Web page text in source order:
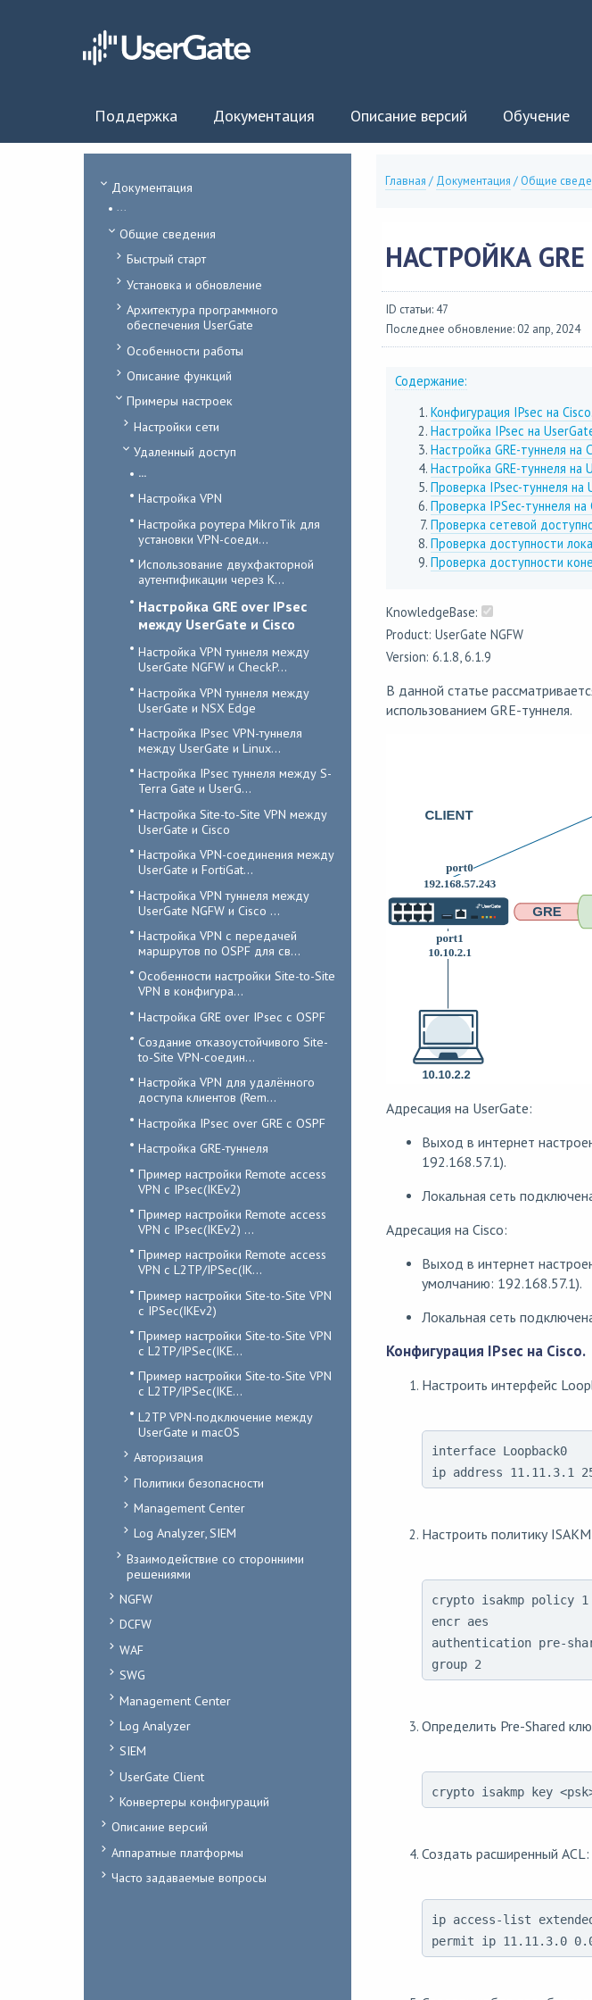
Поддержка Документация Описание версий Обучение
Документация
...
Общие сведения
Быстрый старт
Установка и обновление
Архитектура программного
обеспечения UserGate
Особенности работы
Описание функций
Примеры настроек
Настройки сети
Удаленный доступ
...
Настройка VPN
Настройка роутера MikroTik для
установки VPN-соеди...
Использование двухфакторной
аутентификации через К...
Настройка GRE over IPsec
между UserGate и Cisco
Настройка VPN туннеля между
UserGate NGFW и CheckP...
Настройка VPN туннеля между
UserGate и NSX Edge
Настройка IPsec VPN-туннеля
между UserGate и Linux...
Настройка IPsec туннеля между S-
Terra Gate и UserG...
Настройка Site-to-Site VPN между
UserGate и Cisco
Настройка VPN-соединения между
UserGate и FortiGat...
Настройка VPN туннеля между
UserGate NGFW и Cisco ...
Настройка VPN с передачей
маршрутов по OSPF для св...
Особенности настройки Site-to-Site
VPN в конфигура...
Настройка GRE over IPsec с OSPF
Создание отказоустойчивого Site-
to-Site VPN-соедин...
Настройка VPN для удалённого
доступа клиентов (Rem...
Настройка IPsec over GRE с OSPF
Настройка GRE-туннеля
Пример настройки Remote access
VPN с IPsec(IKEv2)
Пример настройки Remote access
VPN с IPsec(IKEv2) ...
Пример настройки Remote access
VPN с L2TP/IPSec(IK...
Пример настройки Site-to-Site VPN
с IPSec(IKEv2)
Пример настройки Site-to-Site VPN
с L2TP/IPSec(IKE...
Пример настройки Site-to-Site VPN
с L2TP/IPSec(IKE...
L2TP VPN-подключение между
UserGate и macOS
Авторизация
Политики безопасности
Management Center
Log Analyzer, SIEM
Взаимодействие со сторонними
решениями
NGFW
DCFW
WAF
SWG
Management Center
Log Analyzer
SIEM
UserGate Client
Конвертеры конфигураций
Описание версий
Аппаратные платформы
Часто задаваемые вопросы
Главная / Документация / Общие
НАСТРОЙКА GRE
ID статьи: 47
Последнее обновление: 02 апр, 2024
Содержание:
Конфигурация IPsec на Cisco.
Настройка IPsec на
Настройка GRE-туннеля на
Настройка GRE-туннеля на
Проверка IPsec-туннеля на
Проверка IPSec-туннеля на
Проверка сетевой
Проверка доступности
Проверка доступности
KnowledgeBase:
Product: UserGate NGFW
Version: 6.1.8, 6.1.9
В данной статье
использованием GRE-туннеля.
Адресация на UserGate:
Выход в интернет
192.168.57.1).
Локальная сеть
Адресация на Cisco:
Выход в интернет
умолчанию: 192.168.57.1).
Локальная сеть
Конфигурация IPsec на Cisco.
Настроить интерфейс
interface Loopback0
ip address 11.11.3.1
Настроить политику
crypto isakmp policy 1
encr aes
authentication pre-
group 2
Определить Pre-Shared
crypto isakmp key
Создать расширенный ACL:
ip access-list
permit ip 11.11.3.0